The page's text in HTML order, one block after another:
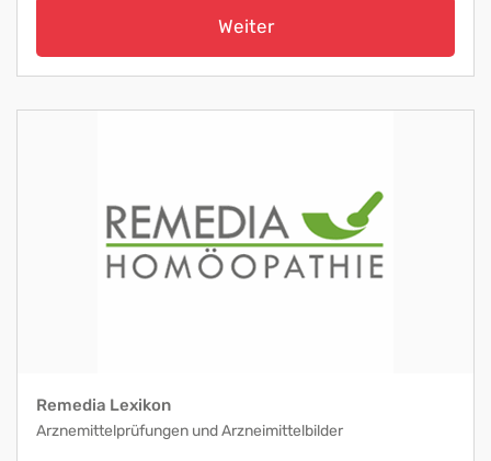
Weiter
Remedia Lexikon
Arznemittelprüfungen und Arzneimittelbilder